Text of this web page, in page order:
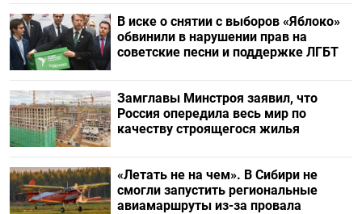
В иске о снятии с выборов «Яблоко»
обвинили в нарушении прав на
советские песни и поддержке ЛГБТ
Замглавы Минстроя заявил, что
Россия опередила весь мир по
качеству строящегося жилья
«Летать не на чем». В Сибири не
смогли запустить региональные
авиамаршруты из-за провала